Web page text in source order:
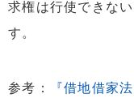
求権は行使できな
す。
参考： 『借地借家